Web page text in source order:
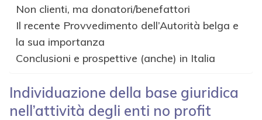
Non clienti, ma donatori/benefattori
Il recente Provvedimento dell’Autorità belga e
la sua importanza
Conclusioni e prospettive (anche) in Italia
Individuazione della base giuridica
nell’attività degli enti no profit